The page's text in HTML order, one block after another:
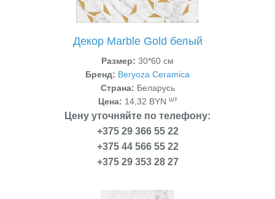
Декор Marble Gold белый
Размер: 30*60 см
Бренд: Beryoza Ceramica
Страна: Беларусь
Цена: 14,32 BYN шт
Цену уточняйте по телефону:
+375 29 366 55 22
+375 44 566 55 22
+375 29 353 28 27